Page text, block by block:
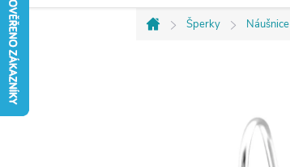
Domů
Šperky Náušnice